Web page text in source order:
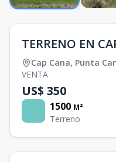
TERRENO EN
Cap Cana, Punta
VENTA
US$ 350
1500 M²
Terreno